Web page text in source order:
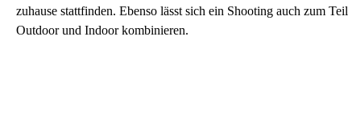
zuhause stattfinden. Ebenso lässt sich ein Shooting auch zum Teil
Outdoor und Indoor kombinieren.